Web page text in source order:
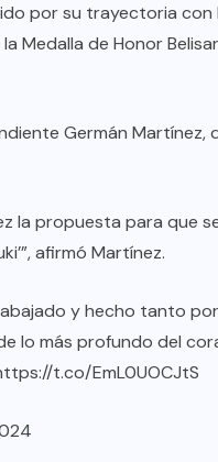
por su trayectoria con
de Honor
Germán Martínez,
la propuesta para que
afirmó Martínez.
y hecho tanto
lo más profundo del
t.co/EmL0UOCJtS